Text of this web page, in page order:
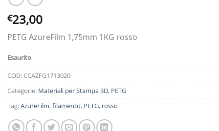
€23,00
PETG AzureFilm 1,75mm 1KG rosso
Esaurito
COD:CCAZFG1713020
Categorie: Materiali per Stampa 3D, PETG
Tag:AzureFilm,filamento, PETG, rosso